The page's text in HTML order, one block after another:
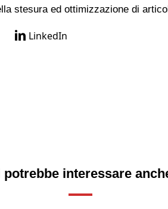
stesura ed ottimizzazione di
LinkedIn
potrebbe interessare